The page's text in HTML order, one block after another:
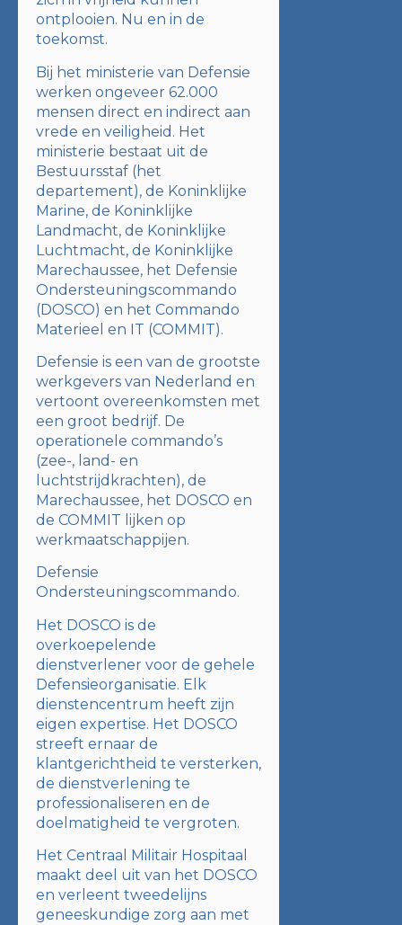
ontplooien. Nu en in de
toekomst.
Bij het ministerie van Defensie
werken ongeveer 62.000
mensen direct en indirect aan
vrede en veiligheid. Het
ministerie bestaat uit de
Bestuursstaf (het
departement), de Koninklijke
Marine, de Koninklijke
Landmacht, de Koninklijke
Luchtmacht, de Koninklijke
Marechaussee, het Defensie
Ondersteuningscommando
(DOSCO) en het Commando
Materieel en IT (COMMIT).
Defensie is een van de grootste
werkgevers van Nederland en
vertoont overeenkomsten met
een groot bedrijf. De
operationele commando’s
(zee-, land- en
luchtstrijdkrachten), de
Marechaussee, het DOSCO en
de COMMIT lijken op
werkmaatschappijen.
Defensie
Ondersteuningscommando.
Het DOSCO is de
overkoepelende
dienstverlener voor de gehele
Defensieorganisatie. Elk
dienstencentrum heeft zijn
eigen expertise. Het DOSCO
streeft ernaar de
klantgerichtheid te versterken,
de dienstverlening te
professionaliseren en de
doelmatigheid te vergroten.
Het Centraal Militair Hospitaal
maakt deel uit van het DOSCO
en verleent tweedelijns
geneeskundige zorg aan met